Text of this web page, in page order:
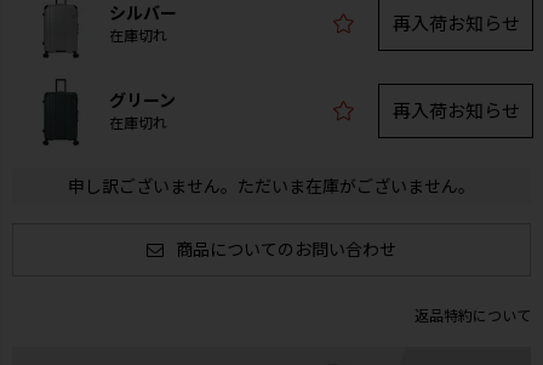
シルバー
在庫切れ
再入荷お知らせ
グリーン
在庫切れ
再入荷お知らせ
申し訳ございません。ただいま在庫がございません。
商品についてのお問い合わせ
返品特約について